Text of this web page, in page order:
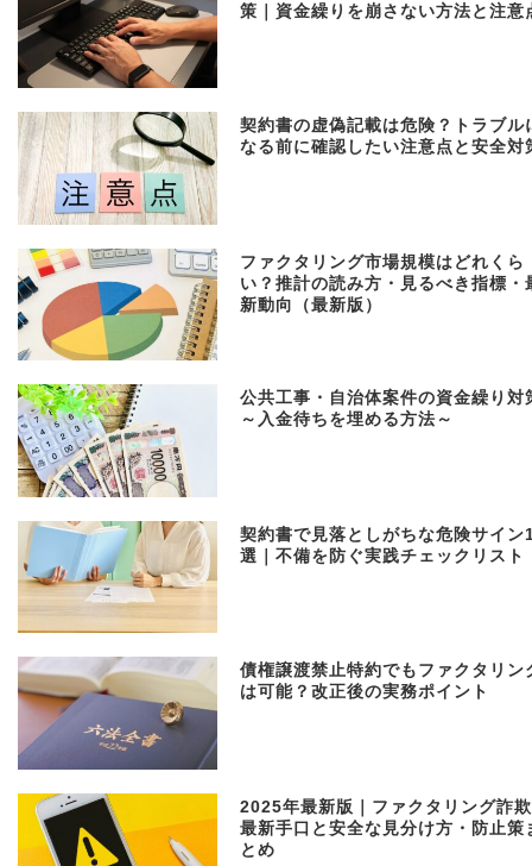
策｜資金繰りを崩さない方法と注意
契約書の虚偽記載は危険？トラブル
なる前に確認したい注意点と安全対
ファクタリング市場規模はどれくら
い？推計の読み方・見るべき指標・
新動向（最新版）
公共工事・自治体案件の資金繰り対
～入金待ちを埋める方法～
契約書で見落としがちな危険サイン
選｜不備を防ぐ実践チェックリスト
債権譲渡禁止特約でもファクタリン
は可能？改正後の実務ポイント
2025年最新版｜ファクタリング詐
最新手口と安全な見分け方・防止策
とめ